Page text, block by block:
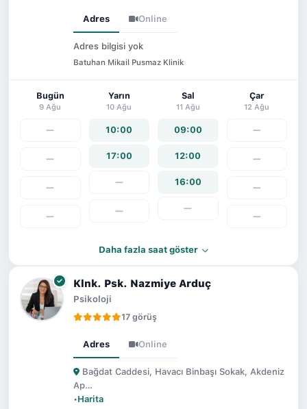
Adres Online
Adres bilgisi yok
Batuhan Mikail Pusmaz Klinik
Bugün
9 Ağu
—
—
—
—
Yarın
10 Ağu
10:00
17:00
—
—
Sal
11 Ağu
09:00
12:00
16:00
—
Çar
12 Ağu
—
—
—
—
Daha fazla saat göster
Klnk. Psk. Nazmiye Arduç
Psikoloji
17 görüş
Adres Online
Bağdat Caddesi, Havacı Binbaşı Sokak, Akdeniz
Ap…
•Harita